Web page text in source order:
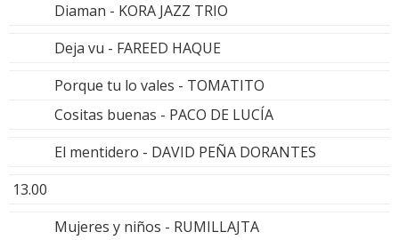
Diaman - KORA JAZZ TRIO
Deja vu - FAREED HAQUE
Porque tu lo vales - TOMATITO
Cositas buenas - PACO DE LUCÍA
El mentidero - DAVID PEÑA DORANTES
13.00
Mujeres y niños - RUMILLAJTA